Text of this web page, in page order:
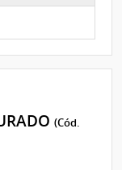
(Cód.